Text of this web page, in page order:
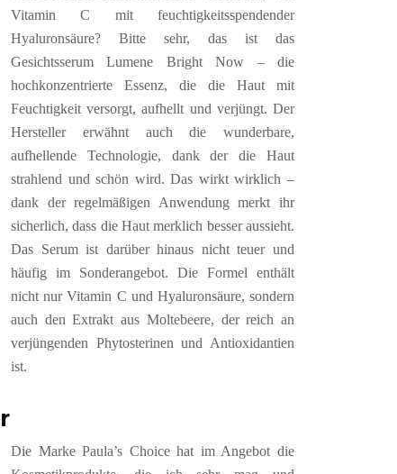
Vitamin C mit feuchtigkeitsspendender
Hyaluronsäure? Bitte sehr, das ist das
Gesichtsserum Lumene Bright Now – die
hochkonzentrierte Essenz, die die Haut mit
Feuchtigkeit versorgt, aufhellt und verjüngt. Der
Hersteller erwähnt auch die wunderbare,
aufhellende Technologie, dank der die Haut
strahlend und schön wird. Das wirkt wirklich –
dank der regelmäßigen Anwendung merkt ihr
sicherlich, dass die Haut merklich besser aussieht.
Das Serum ist darüber hinaus nicht teuer und
häufig im Sonderangebot. Die Formel enthält
nicht nur Vitamin C und Hyaluronsäure, sondern
auch den Extrakt aus Moltebeere, der reich an
verjüngenden Phytosterinen und Antioxidantien
ist.
Die Marke Paula’s Choice hat im Angebot die